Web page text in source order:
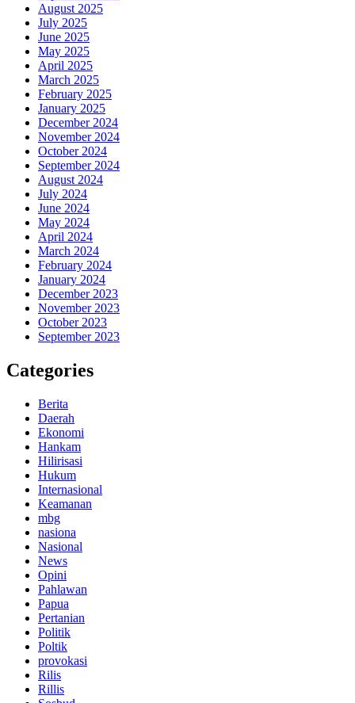
August 2025
July 2025
June 2025
May 2025
April 2025
March 2025
February 2025
January 2025
December 2024
November 2024
October 2024
September 2024
August 2024
July 2024
June 2024
May 2024
April 2024
March 2024
February 2024
January 2024
December 2023
November 2023
October 2023
September 2023
Categories
Berita
Daerah
Ekonomi
Hankam
Hilirisasi
Hukum
Internasional
Keamanan
mbg
nasiona
Nasional
News
Opini
Pahlawan
Papua
Pertanian
Politik
Poltik
provokasi
Rilis
Rillis